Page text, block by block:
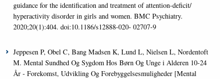
guidance for the identification and treatment of attention-deficit/
hyperactivity disorder in girls and women. BMC Psychiatry.
2020;20(1):404. doi:10.1186/s12888-020- 02707-9
Jeppesen P, Obel C, Bang Madsen K, Lund L, Nielsen L, Nordentoft
M. Mental Sundhed Og Sygdom Hos Børn Og Unge i Alderen 10-24
År - Forekomst, Udvikling Og Forebyggelsesmuligheder [Mental